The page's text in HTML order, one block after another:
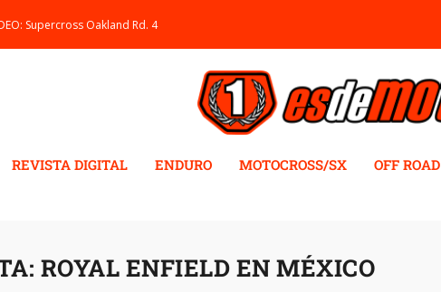
Supercross Oakland Rd. 4
REVISTA DIGITAL ENDURO MOTOCROSS/SX OFF ROAD
ROYAL ENFIELD EN MÉXICO